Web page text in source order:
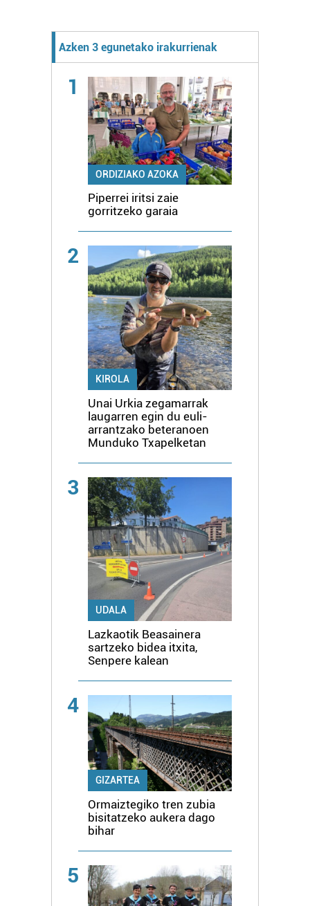
Azken 3 egunetako irakurrienak
1
ORDIZIAKO AZOKA
Piperrei iritsi zaie
gorritzeko garaia
2
KIROLA
Unai Urkia zegamarrak
laugarren egin du euli-
arrantzako beteranoen
Munduko Txapelketan
3
UDALA
Lazkaotik Beasainera
sartzeko bidea itxita,
Senpere kalean
4
GIZARTEA
Ormaiztegiko tren zubia
bisitatzeko aukera dago
bihar
5